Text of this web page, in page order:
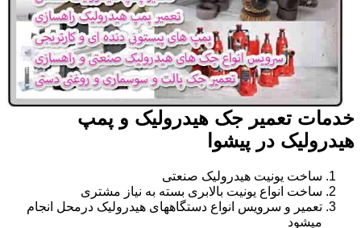
خدمات تعمیر جک هیدرولیک و پمپ
هیدرولیک در پیشوا
ساخت یونیت هیدرولیک صنعتی
ساخت انواع یونیت بالابری بسته به نیاز مشتری
تعمیر و سرویس انواع دستگاههای هیدرولیک درمحل انجام
میشود